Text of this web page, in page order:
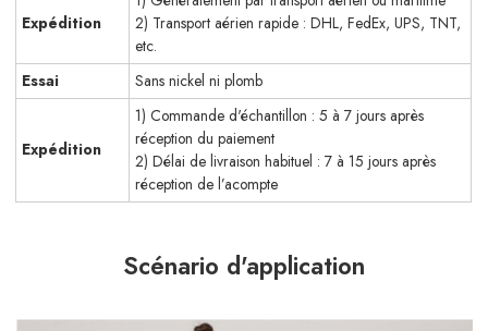
Expédition
2) Transport aérien rapide : DHL, FedEx, UPS, TNT,
etc.
Essai
Sans nickel ni plomb
Expédition
1) Commande d'échantillon : 5 à 7 jours après
réception du paiement
2) Délai de livraison habituel : 7 à 15 jours après
réception de l’acompte
Scénario d'application